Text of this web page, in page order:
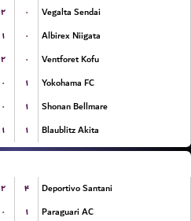
۲ ۰
Vegalta Sendai
۱ ۰
Albirex Niigata
۲ ۰
Ventforet Kofu
۰ ۱
Yokohama FC
۰ ۱
Shonan Bellmare
۱ ۱ Blaublitz Akita
۲ ۴
Deportivo Santani
۰ ۱
Paraguari AC